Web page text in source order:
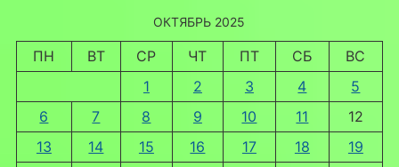
ОКТЯБРЬ 2025
ПН ВТ СР ЧТ ПТ СБ
ВС
1
2 3 4
5
6
7 8 9 10 11
12
13
14 15 16 17 18
19